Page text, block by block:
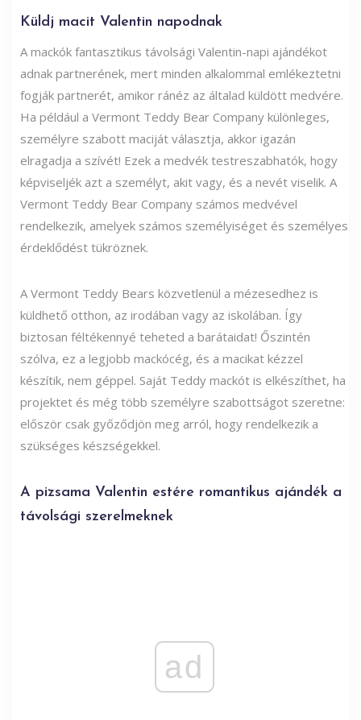
Küldj macit Valentin napodnak
A mackók fantasztikus távolsági Valentin-napi ajándékot
adnak partnerének, mert minden alkalommal emlékeztetni
fogják partnerét, amikor ránéz az általad küldött medvére.
Ha például a Vermont Teddy Bear Company különleges,
személyre szabott maciját választja, akkor igazán
elragadja a szívét! Ezek a medvék testreszabhatók, hogy
képviseljék azt a személyt, akit vagy, és a nevét viselik. A
Vermont Teddy Bear Company számos medvével
rendelkezik, amelyek számos személyiséget és személyes
érdeklődést tükröznek.
A Vermont Teddy Bears közvetlenül a mézesedhez is
küldhető otthon, az irodában vagy az iskolában. Így
biztosan féltékennyé teheted a barátaidat! Őszintén
szólva, ez a legjobb mackócég, és a macikat kézzel
készítik, nem géppel. Saját Teddy mackót is elkészíthet, ha
projektet és még több személyre szabottságot szeretne:
először csak győződjön meg arról, hogy rendelkezik a
szükséges készségekkel.
A pizsama Valentin estére romantikus ajándék a
távolsági szerelmeknek
ad